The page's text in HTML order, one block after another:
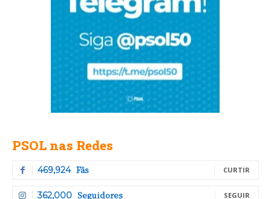
PSOL nas Redes
469,924 Fãs CURTIR
362,000 Seguidores SEGUIR